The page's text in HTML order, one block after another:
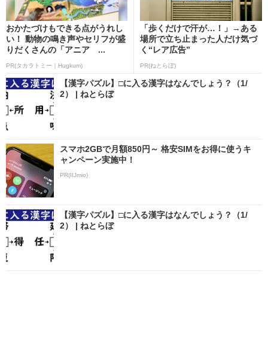
おかたづけもできる点がうれし
い！ 動物の鳴き声やセリフが盛
りだくさんの「アニア ...
PR(タカラトミー｜Hugkum)
「歩くだけで汗が…！」→ある
場所で立ち止まった人だけ気づ
く“レア広告”
PR(ねとらぼ)
【漢字パズル】□に入る漢字はなんでしょう？（1/
2） | ねとらぼ
スマホ2GBで月額850円～ 格安SIMをお得に使うキ
ャンペーン実施中！
PR(IIJmio)
【漢字パズル】□に入る漢字はなんでしょう？（1/
2） | ねとらぼ